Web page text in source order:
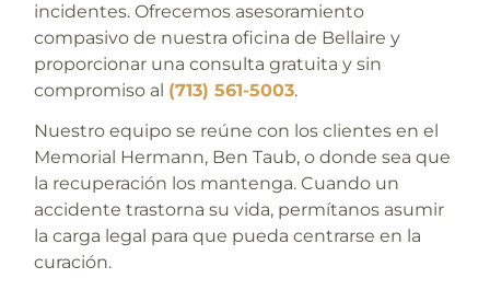
incidentes. Ofrecemos asesoramiento
compasivo de nuestra oficina de Bellaire y
proporcionar una consulta gratuita y sin
compromiso al (713) 561-5003.
Nuestro equipo se reúne con los clientes en el
Memorial Hermann, Ben Taub, o donde sea que
la recuperación los mantenga. Cuando un
accidente trastorna su vida, permítanos asumir
la carga legal para que pueda centrarse en la
curación.